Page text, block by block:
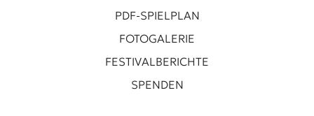
PDF-SPIELPLAN
FOTOGALERIE
FESTIVALBERICHTE
SPENDEN